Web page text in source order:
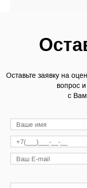
Оставьте заявку на
вопрос
с